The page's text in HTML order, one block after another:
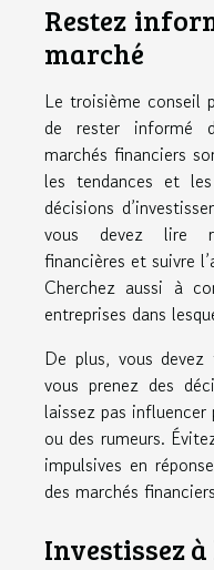
Restez
marché
Le troisième conseil
de rester informé
marchés financiers
les tendances et
décisions
vous devez lire
financières et suivre
Cherchez aussi à
entreprises dans
De plus, vous devez
vous prenez des
laissez pas
ou des rumeurs.
impulsives en
des marchés
Investissez